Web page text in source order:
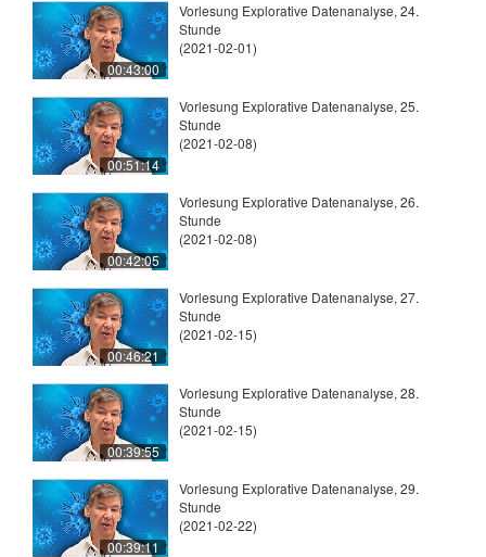
00:43:00
Vorlesung Explorative Datenanalyse, 24.
Stunde
(2021-02-01)
00:51:14
Vorlesung Explorative Datenanalyse, 25.
Stunde
(2021-02-08)
00:42:05
Vorlesung Explorative Datenanalyse, 26.
Stunde
(2021-02-08)
00:46:21
Vorlesung Explorative Datenanalyse, 27.
Stunde
(2021-02-15)
00:39:55
Vorlesung Explorative Datenanalyse, 28.
Stunde
(2021-02-15)
00:39:11
Vorlesung Explorative Datenanalyse, 29.
Stunde
(2021-02-22)